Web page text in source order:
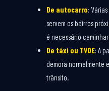
De autocarro:
servem os bairros
é necessário
De táxi ou TVDE: A
demora normalmente
trânsito.